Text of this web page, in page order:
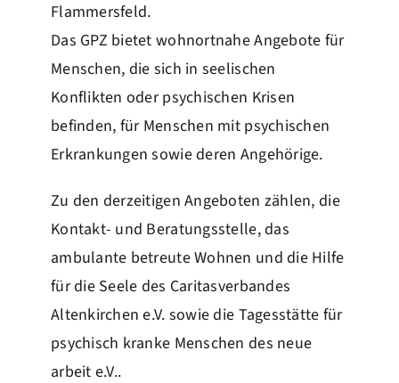
Flammersfeld.
Das GPZ bietet wohnortnahe Angebote für
Menschen, die sich in seelischen
Konflikten oder psychischen Krisen
befinden, für Menschen mit psychischen
Erkrankungen sowie deren Angehörige.
Zu den derzeitigen Angeboten zählen, die
Kontakt- und Beratungsstelle, das
ambulante betreute Wohnen und die Hilfe
für die Seele des Caritasverbandes
Altenkirchen e.V. sowie die Tagesstätte für
psychisch kranke Menschen des neue
arbeit e.V..